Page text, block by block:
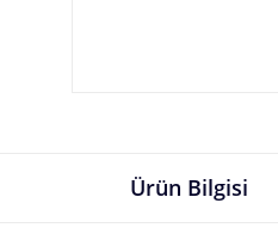
Ürün Bilgisi